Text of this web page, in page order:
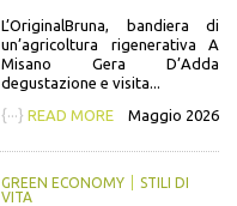
L’OriginalBruna, bandiera di
un’agricoltura rigenerativa A
Misano Gera D’Adda
degustazione e visita...
{···} READ MORE Maggio 2026
GREEN ECONOMY
STILI DI
VITA